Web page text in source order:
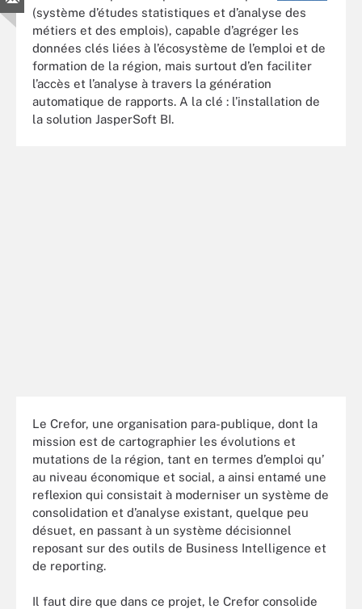
(système d’études statistiques et d’analyse des
métiers et des emplois), capable d’agréger les
données clés liées à l’écosystème de l’emploi et de
formation de la région, mais surtout d’en faciliter
l’accès et l’analyse à travers la génération
automatique de rapports. A la clé : l’installation de
la solution JasperSoft BI.
Le Crefor, une organisation para-publique, dont la
mission est de cartographier les évolutions et
mutations de la région, tant en termes d’emploi qu’
au niveau économique et social, a ainsi entamé une
reflexion qui consistait à moderniser un système de
consolidation et d’analyse existant, quelque peu
désuet, en passant à un système décisionnel
reposant sur des outils de Business Intelligence et
de reporting.
Il faut dire que dans ce projet, le Crefor consolide